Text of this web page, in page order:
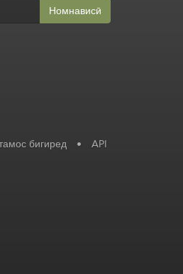
Номнависӣ
бигиред • API